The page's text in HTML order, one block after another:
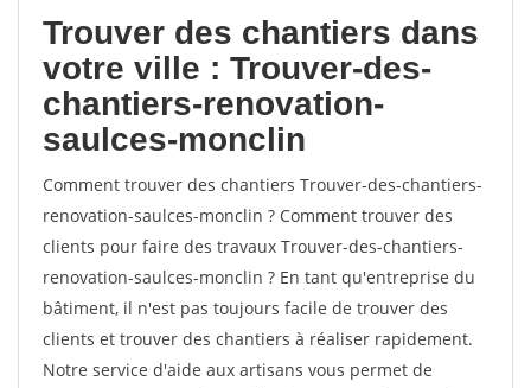
Trouver des chantiers dans
votre ville : Trouver-des-
chantiers-renovation-
saulces-monclin
Comment trouver des chantiers Trouver-des-chantiers-
renovation-saulces-monclin ? Comment trouver des
clients pour faire des travaux Trouver-des-chantiers-
renovation-saulces-monclin ? En tant qu'entreprise du
bâtiment, il n'est pas toujours facile de trouver des
clients et trouver des chantiers à réaliser rapidement.
Notre service d'aide aux artisans vous permet de